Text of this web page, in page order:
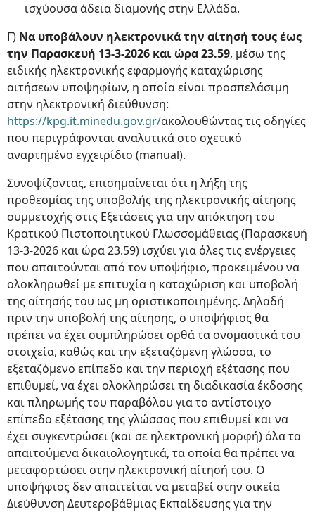
ισχύουσα άδεια διαμονής στην Ελλάδα.
Γ) Να υποβάλουν ηλεκτρονικά την αίτησή τους έως
την Παρασκευή 13-3-2026 και ώρα 23.59, μέσω της
ειδικής ηλεκτρονικής εφαρμογής καταχώρισης
αιτήσεων υποψηφίων, η οποία είναι προσπελάσιμη
στην ηλεκτρονική διεύθυνση:
https://kpg.it.minedu.gov.gr/ακολουθώντας τις οδηγίες
που περιγράφονται αναλυτικά στο σχετικό
αναρτημένο εγχειρίδιο (manual).
Συνοψίζοντας, επισημαίνεται ότι η λήξη της
προθεσμίας της υποβολής της ηλεκτρονικής αίτησης
συμμετοχής στις Εξετάσεις για την απόκτηση του
Κρατικού Πιστοποιητικού Γλωσσομάθειας (Παρασκευή
13-3-2026 και ώρα 23.59) ισχύει για όλες τις ενέργειες
που απαιτούνται από τον υποψήφιο, προκειμένου να
ολοκληρωθεί με επιτυχία η καταχώριση και υποβολή
της αίτησής του ως μη οριστικοποιημένης. Δηλαδή
πριν την υποβολή της αίτησης, ο υποψήφιος θα
πρέπει να έχει συμπληρώσει ορθά τα ονομαστικά του
στοιχεία, καθώς και την εξεταζόμενη γλώσσα, το
εξεταζόμενο επίπεδο και την περιοχή εξέτασης που
επιθυμεί, να έχει ολοκληρώσει τη διαδικασία έκδοσης
και πληρωμής του παραβόλου για το αντίστοιχο
επίπεδο εξέτασης της γλώσσας που επιθυμεί και να
έχει συγκεντρώσει (και σε ηλεκτρονική μορφή) όλα τα
απαιτούμενα δικαιολογητικά, τα οποία θα πρέπει να
μεταφορτώσει στην ηλεκτρονική αίτησή του. Ο
υποψήφιος δεν απαιτείται να μεταβεί στην οικεία
Διεύθυνση Δευτεροβάθμιας Εκπαίδευσης για την